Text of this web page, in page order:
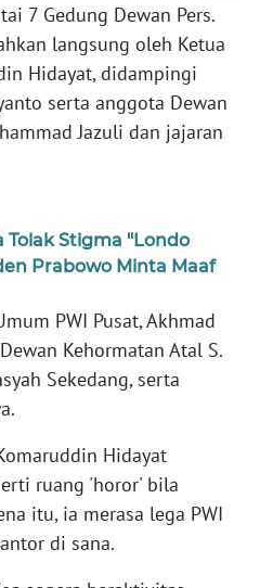
7 Gedung Dewan Pers.
langsung oleh Ketua
Hidayat, didampingi
serta anggota Dewan
Jazuli dan jajaran
Tolak Stigma "Londo
Prabowo Minta Maaf
PWI Pusat, Akhmad
Kehormatan Atal S.
Sekedang, serta
Hidayat
ruang 'horor' bila
itu, ia merasa lega PWI
di sana.